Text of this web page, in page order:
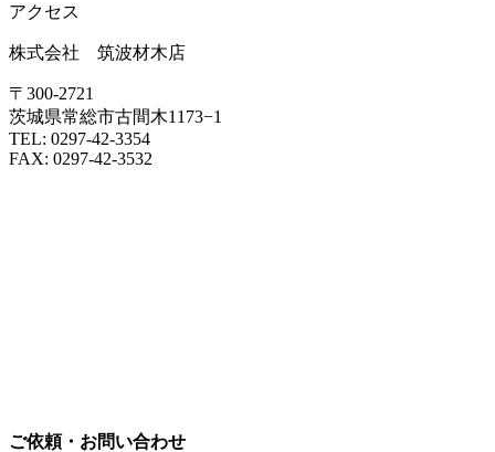
アクセス
株式会社 筑波材木店
〒300-2721
茨城県常総市古間木1173−1
TEL: 0297-42-3354
FAX: 0297-42-3532
ご依頼・お問い合わせ